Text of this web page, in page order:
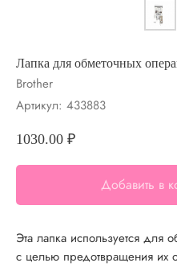
Лапка для обметочных
Brother
Артикул: 433883
1030.00 ₽
Добавить в
Эта лапка используется для
с целью предотвращения их